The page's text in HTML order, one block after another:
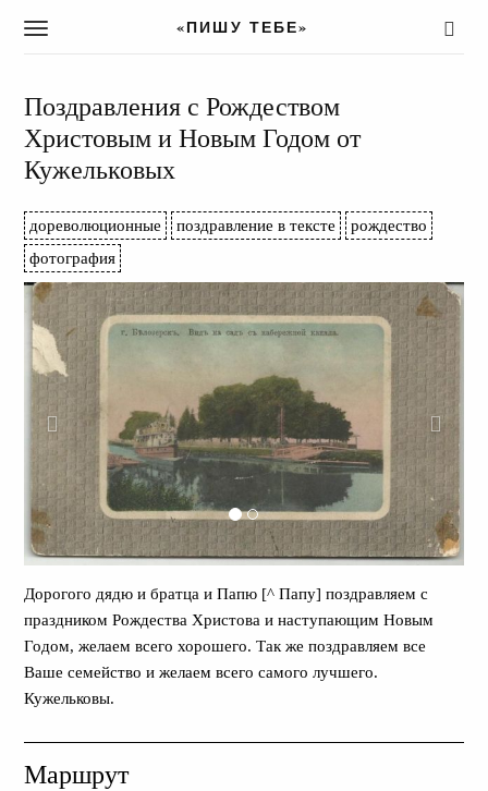
T
g
l
e
n
v
i
g
a
t
i
o
n
«ПИШУ ТЕБЕ»
Поздравления с Рождеством
Христовым и Новым Годом от
Кужельковых
дореволюционные поздравление в тексте
рождество
фотография
Дорогого дядю и братца и Папю [^ Папу] поздравляем с
праздником Рождества Христова и наступающим Новым
Годом, желаем всего хорошего. Так же поздравляем все
Ваше семейство и желаем всего самого лучшего.
Кужельковы.
Маршрут